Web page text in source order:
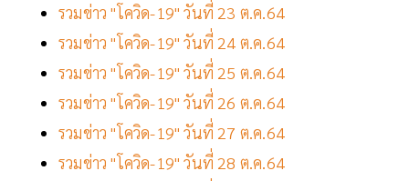
รวมข่าว "โควิด-19" วันที่ 23 ต.ค.64
รวมข่าว "โควิด-19" วันที่ 24 ต.ค.64
รวมข่าว "โควิด-19" วันที่ 25 ต.ค.64
รวมข่าว "โควิด-19" วันที่ 26 ต.ค.64
รวมข่าว "โควิด-19" วันที่ 27 ต.ค.64
รวมข่าว "โควิด-19" วันที่ 28 ต.ค.64